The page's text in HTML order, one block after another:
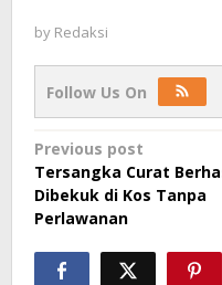
by Redaksi
Follow Us On
Post
navigation
Previous post
Tersangka Curat
Dibekuk di Kos Tanpa
Perlawanan